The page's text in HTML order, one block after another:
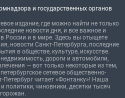
и государственных органов
издание, где можно найти не только
новости дня, и все важное и
в России и в мире. Здесь вы отыщете
новости Санкт-Петербурга, последние
в обществе, культуре, искусстве.
дороги и автомобили,
— вот только некоторые из тем,
сетевое общественно-
Петербург читает «Фонтанку»! Наша
политики, чиновники, десятки тысяч
горожан.